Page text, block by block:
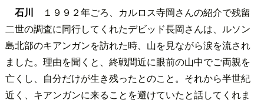
石川 １９９２年ごろ、カルロス寺岡さんの紹介で残留
二世の調査に同行してくれたデビッド長岡さんは、ルソン
島北部のキアンガンを訪れた時、山を見ながら涙を流され
ました。理由を聞くと、終戦間近に眼前の山中でご両親を
亡くし、自分だけが生き残ったとのこと。それから半世紀
近く、キアンガンに来ることを避けていたと話してくれま